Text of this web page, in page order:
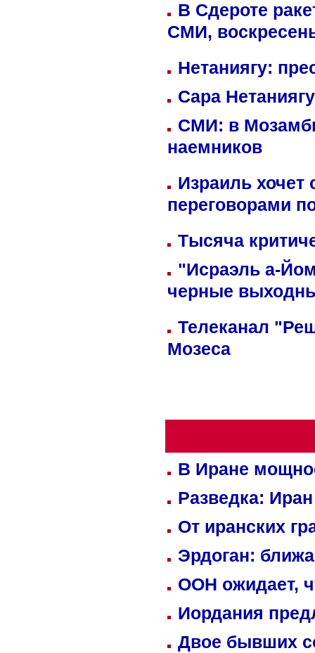
В Сдероте
СМИ,
Нетаниягу:
Сара
СМИ: в
наемников
Израиль хочет
переговорами
Тысяча
"Исраэль а-
черные
Телеканал
Мозеса
В Иране
Разведка:
От иранских
Эрдоган:
ООН ожидает,
Иордания
Двое бывших